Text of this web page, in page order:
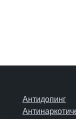
Антидопинг